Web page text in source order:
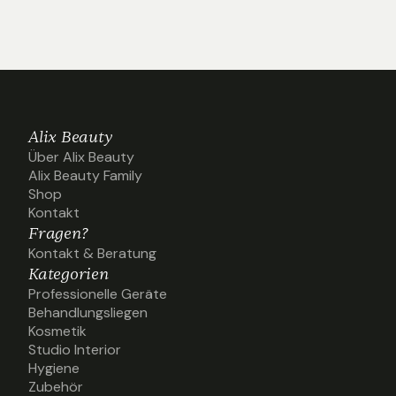
Alix Beauty
Über Alix Beauty
Über Alix Beauty
Alix Beauty Family
Alix Beauty Family
Shop
Shop
Kontakt
Kontakt
Fragen?
Kontakt & Beratung
Kontakt & Beratung
Kategorien
Professionelle Geräte
Professionelle Geräte
Behandlungsliegen
Behandlungsliegen
Kosmetik
Kosmetik
Studio Interior
Studio Interior
Hygiene
Hygiene
Zubehör